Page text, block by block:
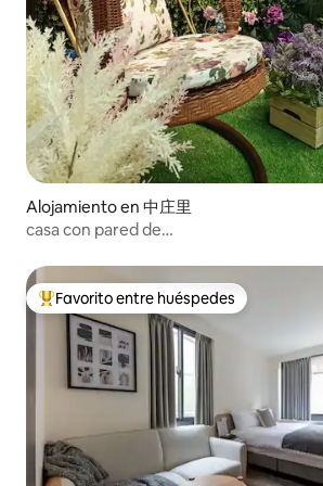
Alojamiento en 中庄里
casa con pared de
Favorito entre huéspedes preferido
Favorito entre huéspedes